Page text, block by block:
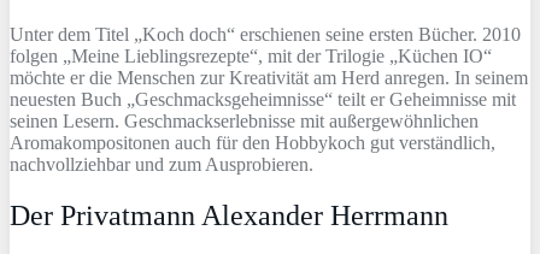
Unter dem Titel „Koch doch“ erschienen seine ersten Bücher. 2010
folgen „Meine Lieblingsrezepte“, mit der Trilogie „Küchen IO“
möchte er die Menschen zur Kreativität am Herd anregen. In seinem
neuesten Buch „Geschmacksgeheimnisse“ teilt er Geheimnisse mit
seinen Lesern. Geschmackserlebnisse mit außergewöhnlichen
Aromakompositonen auch für den Hobbykoch gut verständlich,
nachvollziehbar und zum Ausprobieren.
Der Privatmann Alexander Herrmann